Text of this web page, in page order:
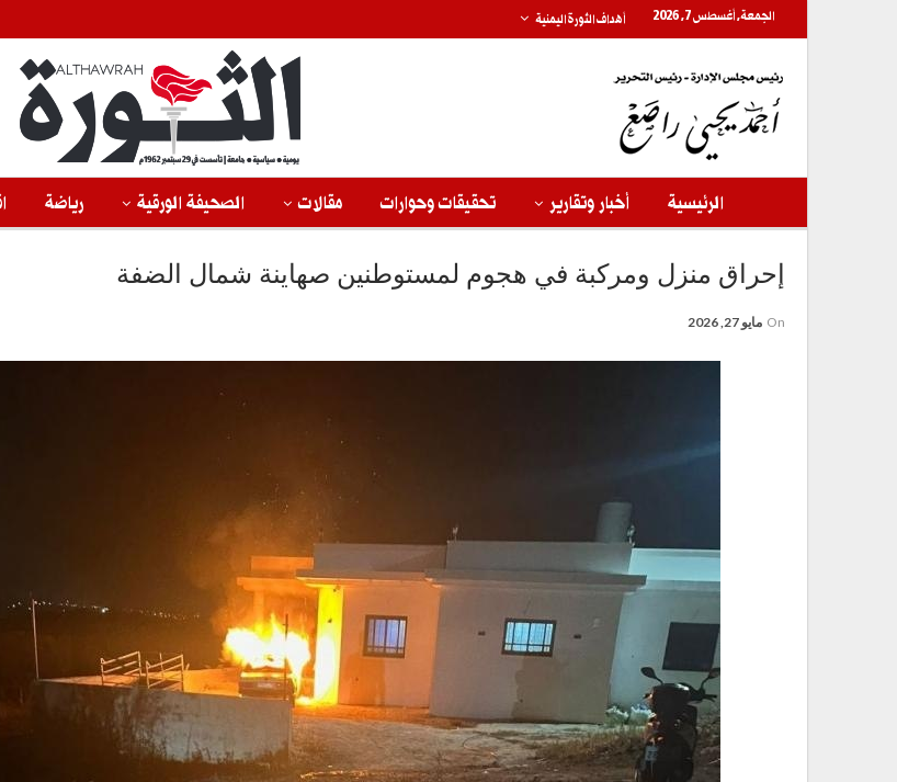
الجمعة, أغسطس 7, 2026 أهداف الثورة اليمنية
الرئيسية أخبار وتقارير تحقيقات وحوارات مقالات الصحيفة الورقية رياضة
إحراق منزل ومركبة في هجوم لمستوطنين صهاينة شمال الضفة
On مايو 27, 2026